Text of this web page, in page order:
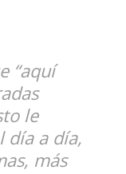
“aquí
le
día a día,
más